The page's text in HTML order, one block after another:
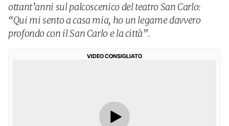
ottant’anni sul palcoscenico del teatro San Carlo:
“Qui mi sento a casa mia, ho un legame davvero
profondo con il San Carlo e la città”.
VIDEO CONSIGLIATO